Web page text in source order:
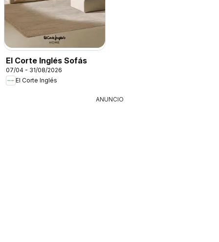
El Corte Inglés Sofás
07/04 - 31/08/2026
El Corte Inglés
ANUNCIO